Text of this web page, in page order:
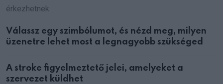
érkezhetnek
Válassz egy szimbólumot, és nézd meg, milyen
üzenetre lehet most a legnagyobb szükséged
A stroke figyelmeztető jelei, amelyeket a
szervezet küldhet